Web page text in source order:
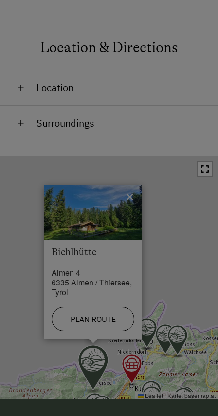
Location & Directions
Location
In the Countryside
Surroundings
Town / Village Centre in 8 km
Restaurant in 8 km
Swimming Pool in 16 km
Lake / Pond in 8 km
Bichlhütte
Almen 4
6335 Almen / Thiersee,
Tyrol
PLAN ROUTE
×
Leaflet | Karte:basemap.at